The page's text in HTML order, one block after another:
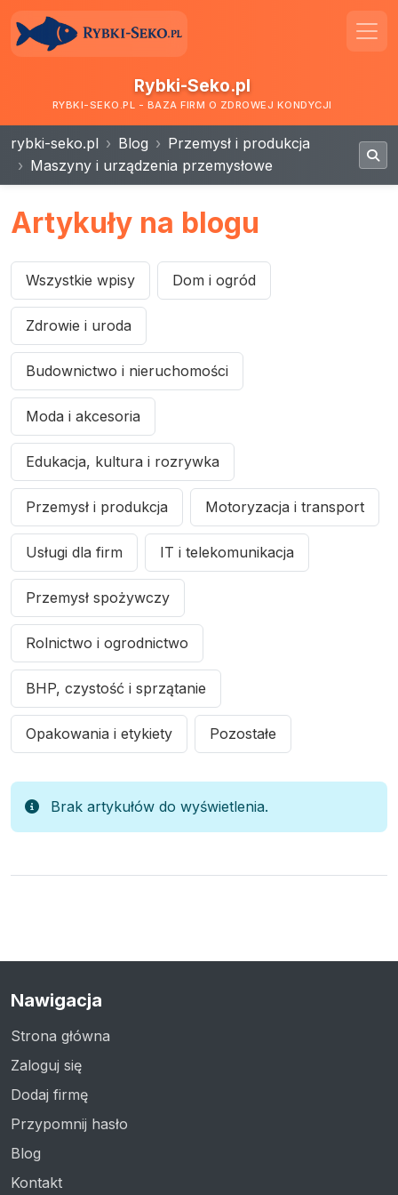
Rybki-Seko.pl
RYBKI-SEKO.PL - BAZA FIRM O ZDROWEJ KONDYCJI
rybki-seko.pl Blog
Przemysł i produkcja
Maszyny i urządzenia przemysłowe
Artykuły na blogu
Wszystkie wpisy Dom i ogród
Zdrowie i uroda
Budownictwo i nieruchomości
Moda i akcesoria
Edukacja, kultura i rozrywka
Przemysł i produkcja Motoryzacja i transport
Usługi dla firm IT i telekomunikacja
Przemysł spożywczy
Rolnictwo i ogrodnictwo
BHP, czystość i sprzątanie
Opakowania i etykiety Pozostałe
Brak artykułów do wyświetlenia.
Nawigacja
Strona główna
Zaloguj się
Dodaj firmę
Przypomnij hasło
Blog
Kontakt